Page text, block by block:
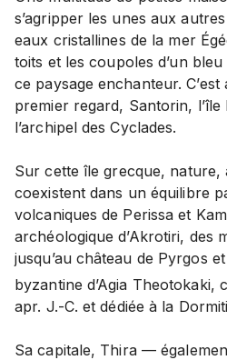
s’agripper les unes aux
eaux cristallines de la mer
toits et les coupoles d’un
ce paysage enchanteur.
premier regard, Santorin, l’île
l’archipel des Cyclades.
Sur cette île grecque, nature,
coexistent dans un équilibre
volcaniques de Perissa et
archéologique d’Akrotiri, des
jusqu’au château de Pyrgos
byzantine d’Agia Theotokaki,
apr. J.-C. et dédiée à la
Sa capitale, Thira —